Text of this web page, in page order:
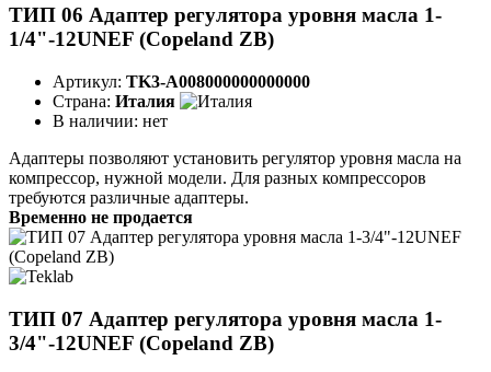
ТИП 06 Адаптер регулятора уровня масла 1-
1/4"-12UNEF (Copeland ZB)
Артикул: TK3-A008000000000000
Страна: Италия
В наличии: нет
Адаптеры позволяют установить регулятор уровня масла на
компрессор, нужной модели. Для разных компрессоров
требуются различные адаптеры.
Временно не продается
ТИП 07 Адаптер регулятора уровня масла 1-
3/4"-12UNEF (Copeland ZB)